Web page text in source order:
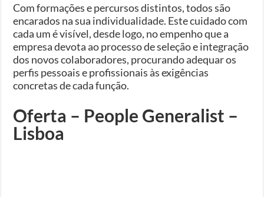
Com formações e percursos distintos, todos são
encarados na sua individualidade. Este cuidado com
cada um é visível, desde logo, no empenho que a
empresa devota ao processo de seleção e integração
dos novos colaboradores, procurando adequar os
perfis pessoais e profissionais às exigências
concretas de cada função.
Oferta – People Generalist –
Lisboa